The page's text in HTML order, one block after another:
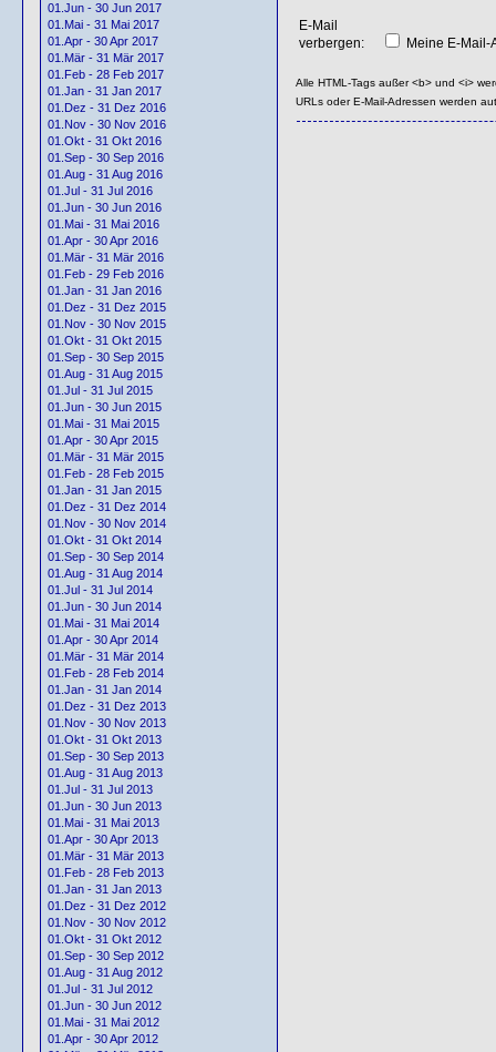
01.Jun - 30 Jun 2017
01.Mai - 31 Mai 2017
01.Apr - 30 Apr 2017
01.Mär - 31 Mär 2017
01.Feb - 28 Feb 2017
01.Jan - 31 Jan 2017
01.Dez - 31 Dez 2016
01.Nov - 30 Nov 2016
01.Okt - 31 Okt 2016
01.Sep - 30 Sep 2016
01.Aug - 31 Aug 2016
01.Jul - 31 Jul 2016
01.Jun - 30 Jun 2016
01.Mai - 31 Mai 2016
01.Apr - 30 Apr 2016
01.Mär - 31 Mär 2016
01.Feb - 29 Feb 2016
01.Jan - 31 Jan 2016
01.Dez - 31 Dez 2015
01.Nov - 30 Nov 2015
01.Okt - 31 Okt 2015
01.Sep - 30 Sep 2015
01.Aug - 31 Aug 2015
01.Jul - 31 Jul 2015
01.Jun - 30 Jun 2015
01.Mai - 31 Mai 2015
01.Apr - 30 Apr 2015
01.Mär - 31 Mär 2015
01.Feb - 28 Feb 2015
01.Jan - 31 Jan 2015
01.Dez - 31 Dez 2014
01.Nov - 30 Nov 2014
01.Okt - 31 Okt 2014
01.Sep - 30 Sep 2014
01.Aug - 31 Aug 2014
01.Jul - 31 Jul 2014
01.Jun - 30 Jun 2014
01.Mai - 31 Mai 2014
01.Apr - 30 Apr 2014
01.Mär - 31 Mär 2014
01.Feb - 28 Feb 2014
01.Jan - 31 Jan 2014
01.Dez - 31 Dez 2013
01.Nov - 30 Nov 2013
01.Okt - 31 Okt 2013
01.Sep - 30 Sep 2013
01.Aug - 31 Aug 2013
01.Jul - 31 Jul 2013
01.Jun - 30 Jun 2013
01.Mai - 31 Mai 2013
01.Apr - 30 Apr 2013
01.Mär - 31 Mär 2013
01.Feb - 28 Feb 2013
01.Jan - 31 Jan 2013
01.Dez - 31 Dez 2012
01.Nov - 30 Nov 2012
01.Okt - 31 Okt 2012
01.Sep - 30 Sep 2012
01.Aug - 31 Aug 2012
01.Jul - 31 Jul 2012
01.Jun - 30 Jun 2012
01.Mai - 31 Mai 2012
01.Apr - 30 Apr 2012
E-Mail
verbergen:
Meine E-Mail-
Alle HTML-Tags außer <b> und <i>
URLs oder E-Mail-Adressen werden